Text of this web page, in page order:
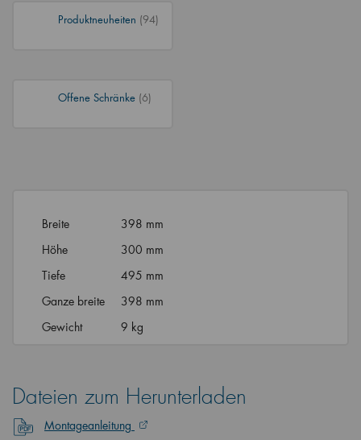
Produktneuheiten (94)
Offene Schränke (6)
Breite
398 mm
Höhe
300 mm
Tiefe
495 mm
Ganze breite
398 mm
Gewicht
9 kg
Dateien zum Herunterladen
Montageanleitung